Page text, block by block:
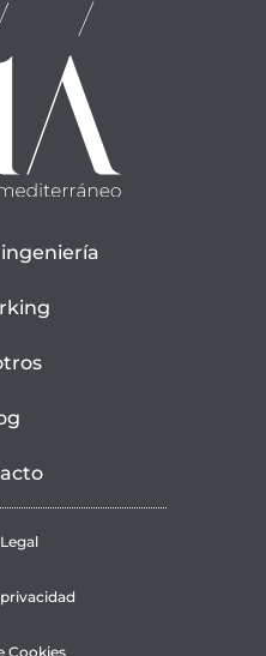
Cookies